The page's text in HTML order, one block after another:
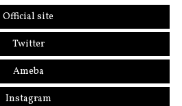
Official site
Twitter
Ameba
Instagram